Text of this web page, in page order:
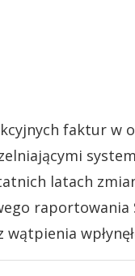
faktur w
latach
raportowania